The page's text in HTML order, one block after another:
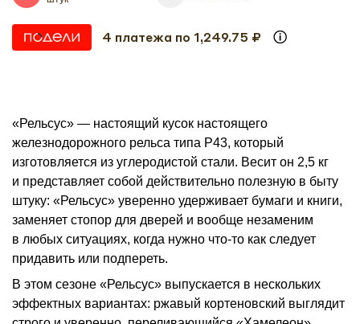
4 платежа по 1,249.75 ₽
«Рельсус» — настоящий кусок настоящего
железнодорожного рельса типа Р43, который
изготовляется из углеродистой стали. Весит он 2,5 кг
и представляет собой действительно полезную в быту
штуку: «Рельсус» уверенно удерживает бумаги и книги,
заменяет стопор для дверей и вообще незаменим
в любых ситуациях, когда нужно что-то как следует
придавить или подпереть.
В этом сезоне «Рельсус» выпускается в нескольких
эффектных вариантах: ржавый кортеновский выглядит